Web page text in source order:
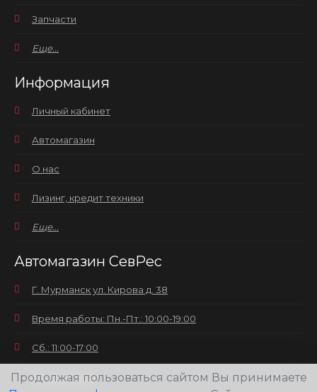
Запчасти
Еще...
Информация
Личный кабинет
Автомагазин
О нас
Лизинг, кредит техники
Еще...
Автомагазин СевРес
Г. Мурманск ул. Кирова д. 38
Время работы: Пн.-Пт.: 10:00-19:00
Сб.: 11:00-17:00
Вс.: выходной
Продолжая пользоваться сайтом Вы принимаете